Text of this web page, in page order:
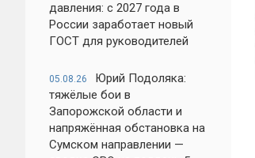
давления: с 2027 года в
России заработает новый
ГОСТ для руководителей
05.08.26
Юрий Подоляка:
тяжёлые бои в
Запорожской области и
напряжённая обстановка на
Сумском направлении —